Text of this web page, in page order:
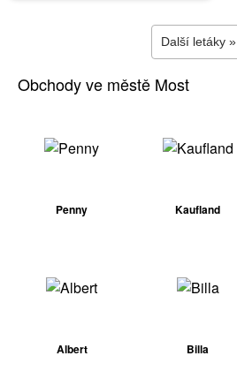
Další letáky »
Obchody ve městě Most
Penny Kaufland
Albert Billa